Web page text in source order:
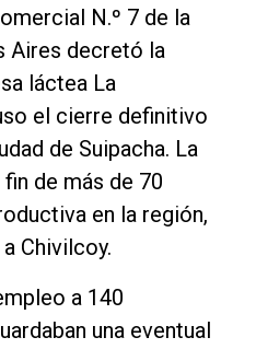
N.º 7 de la
Aires decretó la
láctea La
el cierre definitivo
de Suipacha. La
de más de 70
en la región,
Chivilcoy.
a 140
una eventual